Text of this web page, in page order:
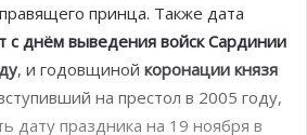
принца. Также дата
с днём выведения войск Сардинии
, и годовщиной коронации князя
на престол в 2005 году,
дату праздника на 19 ноября в